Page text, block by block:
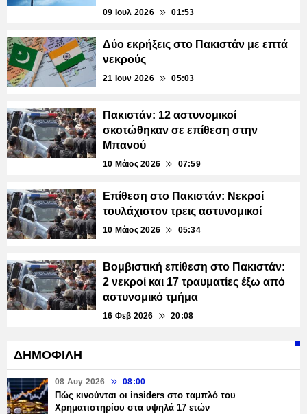
09 Ιουλ 2026 01:53
Δύο εκρήξεις στο Πακιστάν με επτά
νεκρούς
21 Ιουν 2026 05:03
Πακιστάν: 12 αστυνομικοί
σκοτώθηκαν σε επίθεση στην
Μπανού
10 Μάιος 2026 07:59
Επίθεση στο Πακιστάν: Νεκροί
τουλάχιστον τρεις αστυνομικοί
10 Μάιος 2026 05:34
Βομβιστική επίθεση στο Πακιστάν:
2 νεκροί και 17 τραυματίες έξω από
αστυνομικό τμήμα
16 Φεβ 2026 20:08
ΔΗΜΟΦΙΛΗ
08 Αυγ 2026 08:00
Πώς κινούνται οι insiders στο ταμπλό του
Χρηματιστηρίου στα υψηλά 17 ετών